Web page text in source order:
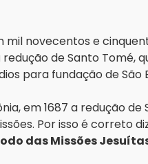
mil novecentos e
de Santo Tomé,
para fundação de São
em 1687 a redução de
Por isso é correto
das Missões